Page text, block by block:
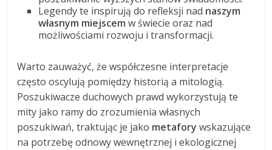
Legendy te inspirują do refleksji nad naszym
własnym miejscem w świecie oraz nad
możliwościami rozwoju i transformacji.
Warto zauważyć, że współczesne interpretacje
często oscylują pomiędzy historią a mitologią.
Poszukiwacze duchowych prawd wykorzystują te
mity jako ramy do zrozumienia własnych
poszukiwań, traktując je jako metafory wskazujące
na potrzebę odnowy wewnętrznej i ekologicznej